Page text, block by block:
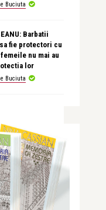
Buciuta
Barbatii
fie protectori cu
nu mai au
lor
Buciuta